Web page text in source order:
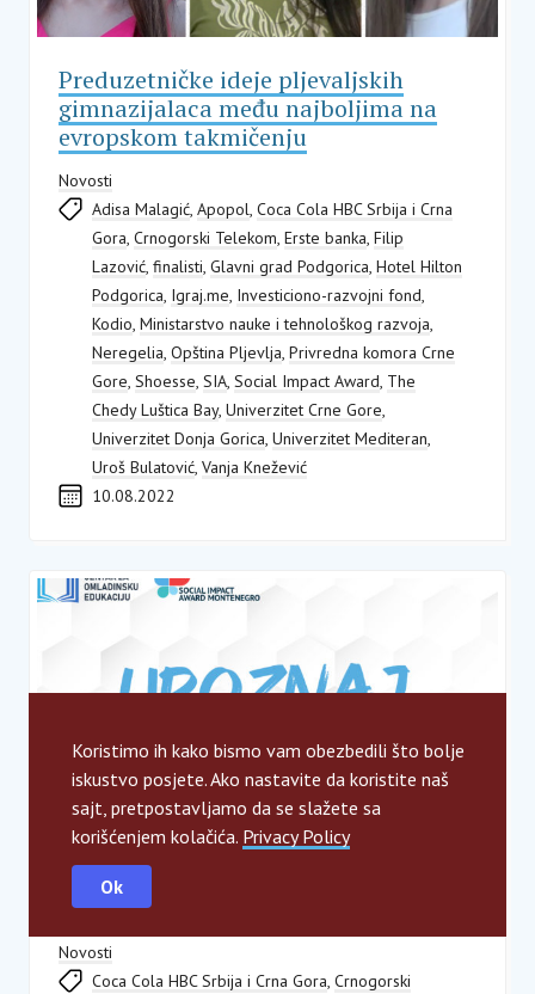
Preduzetničke ideje pljevaljskih
gimnazijalaca među najboljima na
evropskom takmičenju
Novosti
Adisa Malagić, Apopol, Coca Cola HBC Srbija i Crna
Gora, Crnogorski Telekom, Erste banka, Filip
Lazović, finalisti, Glavni grad Podgorica, Hotel Hilton
Podgorica, Igraj.me, Investiciono-razvojni fond,
Kodio, Ministarstvo nauke i tehnološkog razvoja,
Neregelia, Opština Pljevlja, Privredna komora Crne
Gore, Shoesse, SIA, Social Impact Award, The
Chedy Luštica Bay, Univerzitet Crne Gore,
Univerzitet Donja Gorica, Univerzitet Mediteran,
Uroš Bulatović, Vanja Knežević
10.08.2022
Ko je stručni žiri tim koji će proglasiti
pobjednike SIA programa?
Novosti
Coca Cola HBC Srbija i Crna Gora, Crnogorski
Koristimo ih kako bismo vam obezbedili što bolje
iskustvo posjete. Ako nastavite da koristite naš
sajt, pretpostavljamo da se slažete sa
korišćenjem kolačića. Privacy Policy
Ok